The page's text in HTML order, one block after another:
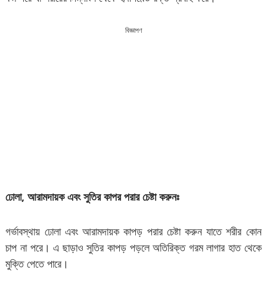
বিজ্ঞাপণ
ঢোলা,আরামদায়ক এবং সুতির কাপর পরার চেষ্টা করুনঃ
গর্ভাবস্থায় ঢোলা এবং আরামদায়ক কাপড় পরার চেষ্টা করুন যাতে শরীর কোন
চাপ না পরে। এ ছাড়াও সুতির কাপড় পড়লে অতিরিক্ত গরম লাগার হাত থেকে
মুক্তি পেতে পারে।